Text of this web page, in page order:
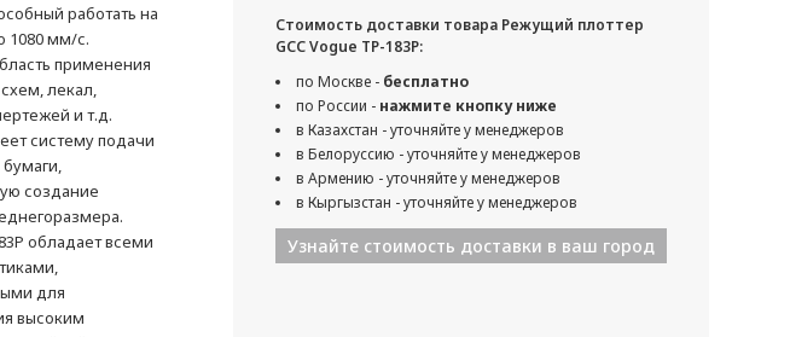
работать на
1080 мм/с.
применения
лекал,
и т.д.
систему подачи
создание
обладает всеми
для
высоким
Стоимость доставки товара Режущий плоттер
GCC Vogue TP-183P:
по Москве - бесплатно
по России - нажмите кнопку ниже
в Казахстан - уточняйте у менеджеров
в Белоруссию - уточняйте у менеджеров
в Армению - уточняйте у менеджеров
в Кыргызстан - уточняйте у менеджеров
Узнайте стоимость доставки в ваш город